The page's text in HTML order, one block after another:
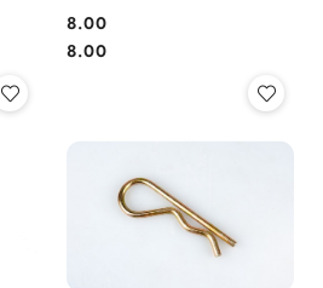
HYDRAULICZNEGO
Cena:
8.00
Cena:
8.00